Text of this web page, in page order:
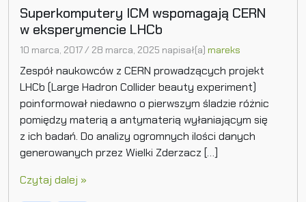
Superkomputery ICM wspomagają CERN
w eksperymencie LHCb
10 marca, 2017/ 28 marca, 2025 napisał(a) mareks
Zespół naukowców z CERN prowadzących projekt
LHCb (Large Hadron Collider beauty experiment)
poinformował niedawno o pierwszym śladzie różnic
pomiędzy materią a antymaterią wyłaniającym się
z ich badań. Do analizy ogromnych ilości danych
generowanych przez Wielki Zderzacz […]
Czytaj dalej »